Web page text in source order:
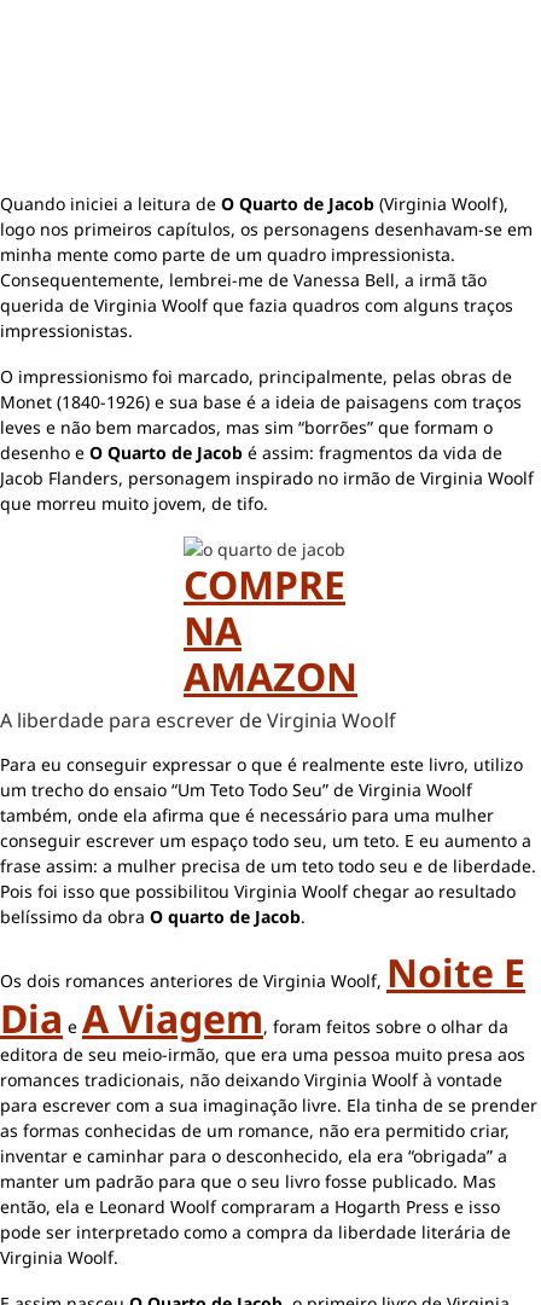
Quando iniciei a leitura de O Quarto de Jacob (Virginia Woolf),
logo nos primeiros capítulos, os personagens desenhavam-se em
minha mente como parte de um quadro impressionista.
Consequentemente, lembrei-me de Vanessa Bell, a irmã tão
querida de Virginia Woolf que fazia quadros com alguns traços
impressionistas.
O impressionismo foi marcado, principalmente, pelas obras de
Monet (1840-1926) e sua base é a ideia de paisagens com traços
leves e não bem marcados, mas sim “borrões” que formam o
desenho e O Quarto de Jacob é assim: fragmentos da vida de
Jacob Flanders, personagem inspirado no irmão de Virginia Woolf
que morreu muito jovem, de tifo.
COMPRE
NA
AMAZON
A liberdade para escrever de Virginia Woolf
Para eu conseguir expressar o que é realmente este livro, utilizo
um trecho do ensaio “Um Teto Todo Seu” de Virginia Woolf
também, onde ela afirma que é necessário para uma mulher
conseguir escrever um espaço todo seu, um teto. E eu aumento a
frase assim: a mulher precisa de um teto todo seu e de liberdade.
Pois foi isso que possibilitou Virginia Woolf chegar ao resultado
belíssimo da obra O quarto de Jacob.
Os dois romances anteriores de Virginia Woolf, Noite E
Dia e A Viagem, foram feitos sobre o olhar da
editora de seu meio-irmão, que era uma pessoa muito presa aos
romances tradicionais, não deixando Virginia Woolf à vontade
para escrever com a sua imaginação livre. Ela tinha de se prender
as formas conhecidas de um romance, não era permitido criar,
inventar e caminhar para o desconhecido, ela era “obrigada” a
manter um padrão para que o seu livro fosse publicado. Mas
então, ela e Leonard Woolf compraram a Hogarth Press e isso
pode ser interpretado como a compra da liberdade literária de
Virginia Woolf.